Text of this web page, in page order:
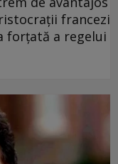
francezi
forțată a regelui